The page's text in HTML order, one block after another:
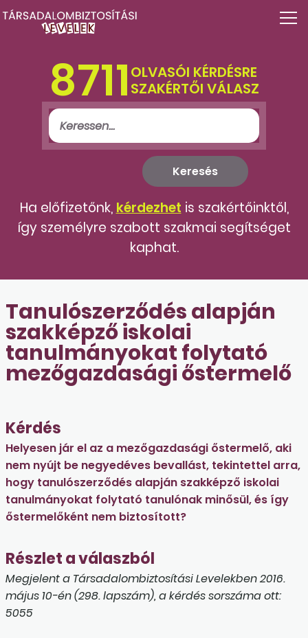
8711 OLVASÓI KÉRDÉSRE
SZAKÉRTŐI VÁLASZ
Ha előfizetőnk, kérdezhet is szakértőinktől,
így személyre szabott szakmai segítséget
kaphat.
Tanulószerződés alapján
szakképző iskolai
tanulmányokat folytató
mezőgazdasági őstermelő
Kérdés
Helyesen jár el az a mezőgazdasági őstermelő, aki
nem nyújt be negyedéves bevallást, tekintettel arra,
hogy tanulószerződés alapján szakképző iskolai
tanulmányokat folytató tanulónak minősül, és így
őstermelőként nem biztosított?
Részlet a válaszból
Megjelent a Társadalombiztosítási Levelekben 2016.
május 10-én (298. lapszám), a kérdés sorszáma ott:
5055